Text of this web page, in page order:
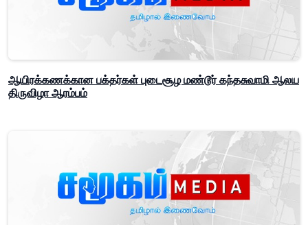
ஆயிரக்கணக்கான பக்தர்கள் புடைசூழ மண்டூர் கந்தசுவாமி ஆலய
திருவிழா ஆரம்பம்